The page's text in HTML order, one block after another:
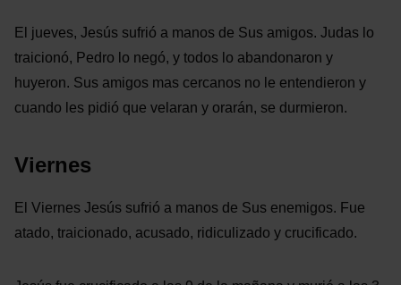
El jueves, Jesús sufrió a manos de Sus amigos. Judas lo
traicionó, Pedro lo negó, y todos lo abandonaron y
huyeron. Sus amigos mas cercanos no le entendieron y
cuando les pidió que velaran y orarán, se durmieron.
Viernes
El Viernes Jesús sufrió a manos de Sus enemigos. Fue
atado, traicionado, acusado, ridiculizado y crucificado.